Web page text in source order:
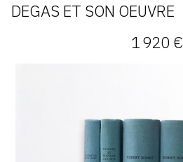
DEGAS ET SON OEUVRE
1 920 €